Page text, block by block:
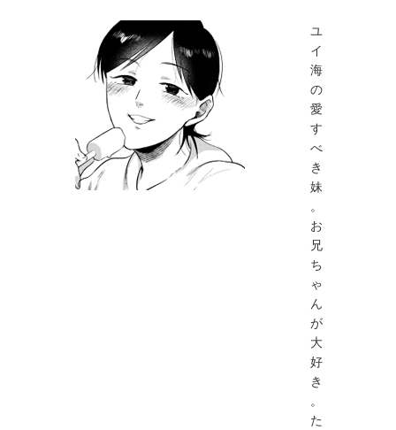
ユ
イ
海
の
愛
す
べ
き
妹
。
お
兄
ち
ゃ
ん
が
大
好
き
。
た